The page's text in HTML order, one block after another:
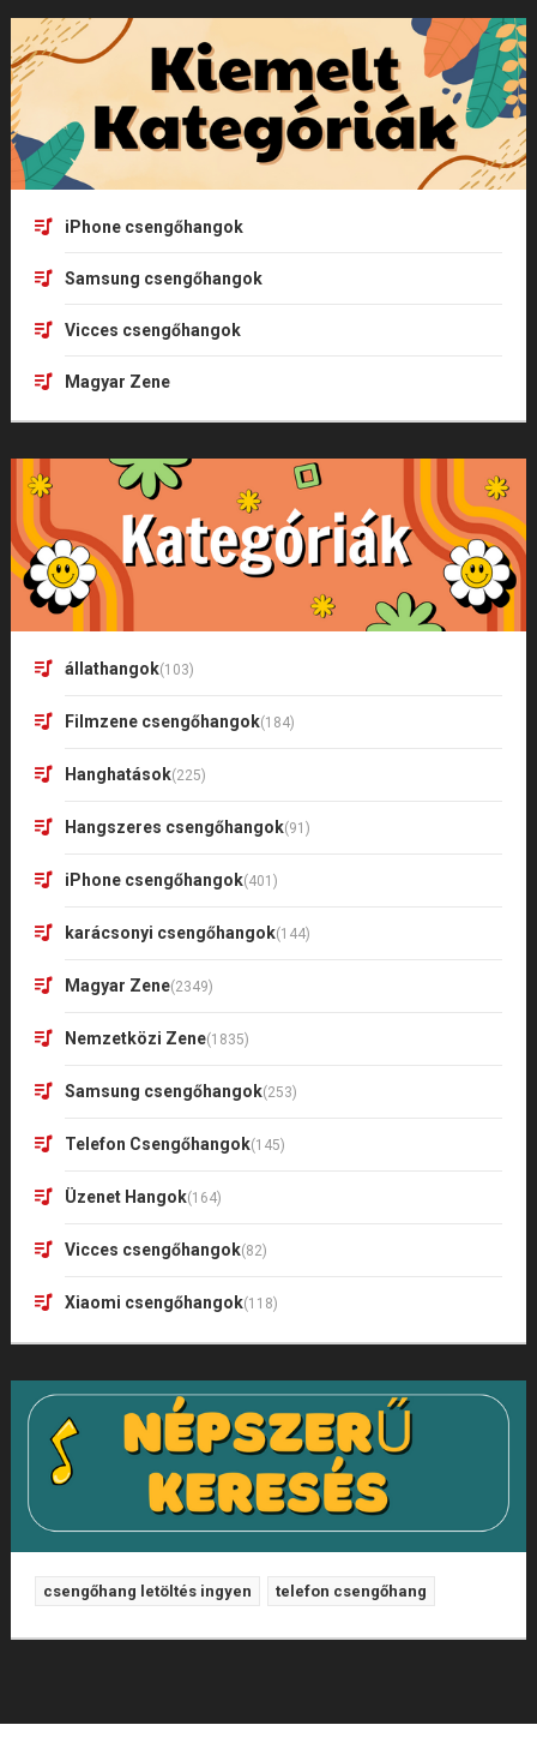
iPhone csengőhangok
Samsung csengőhangok
Vicces csengőhangok
Magyar Zene
állathangok(103)
Filmzene csengőhangok(184)
Hanghatások(225)
Hangszeres csengőhangok(91)
iPhone csengőhangok(401)
karácsonyi csengőhangok(144)
Magyar Zene(2349)
Nemzetközi Zene(1835)
Samsung csengőhangok(253)
Telefon Csengőhangok(145)
Üzenet Hangok(164)
Vicces csengőhangok(82)
Xiaomi csengőhangok(118)
csengőhang letöltés ingyen telefon csengőhang